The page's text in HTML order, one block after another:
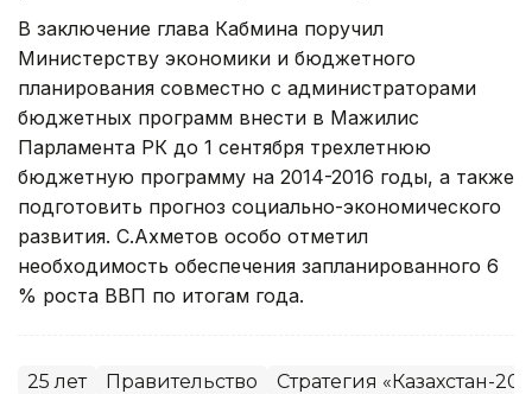
В заключение глава Кабмина поручил
Министерству экономики и бюджетного
планирования совместно с администраторами
бюджетных программ внести в Мажилис
Парламента РК до 1 сентября трехлетнюю
бюджетную программу на 2014-2016 годы, а также
подготовить прогноз социально-экономического
развития. С.Ахметов особо отметил
необходимость обеспечения запланированного 6
% роста ВВП по итогам года.
25 лет Правительство Стратегия «Казахстан-